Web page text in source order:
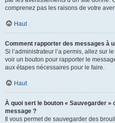
comprenez pas les raisons de votre
Haut
Comment rapporter des messages à
Si l’administrateur l’a permis, allez sur
voir un bouton pour rapporter le
aux étapes nécessaires pour le faire.
Haut
À quoi sert le bouton « Sauvegarder »
message ?
Il vous permet de sauvegarder des